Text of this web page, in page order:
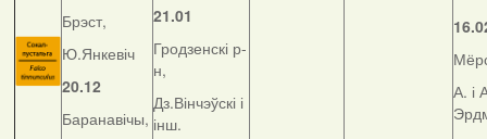
Брэст,
Ю.Янкевіч
20.12
Баранавічы,
21.01
Гродзенскі р-
н,
Дз.Вінчэўскі і
інш.
А. і